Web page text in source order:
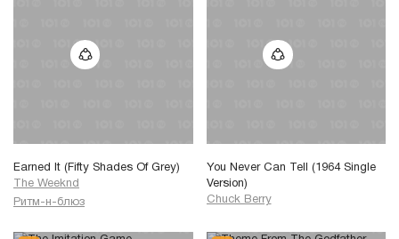
Earned It (Fifty Shades Of Grey)
The Weeknd
Ритм-н-блюз
You Never Can Tell (1964 Single
Version)
Chuck Berry